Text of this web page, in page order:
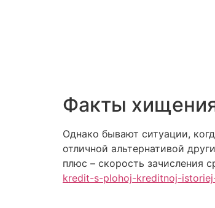
Факты
Однако бывают ситуации,
отличной альтернативой
плюс – скорость зачисления
kredit-s-plohoj-kreditnoj-